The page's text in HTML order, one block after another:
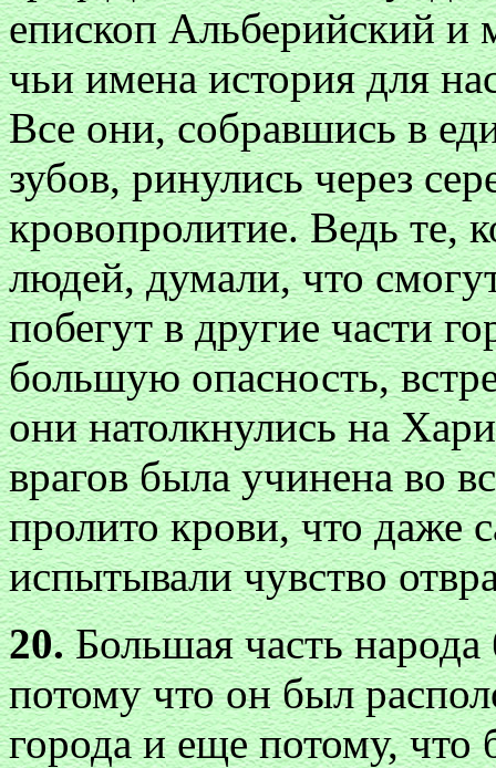
епископ Альберийский и
чьи имена история для
Все они, собравшись в
зубов, ринулись через
кровопролитие. Ведь те,
людей, думали, что
побегут в другие части
большую опасность,
они натолкнулись на
врагов была учинена во
пролито крови, что даже
испытывали чувство
20.Большая часть
потому что он был
города и еще потому,